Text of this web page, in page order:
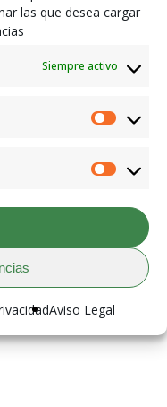
las que desea cargar
Siempre activo
Aviso Legal